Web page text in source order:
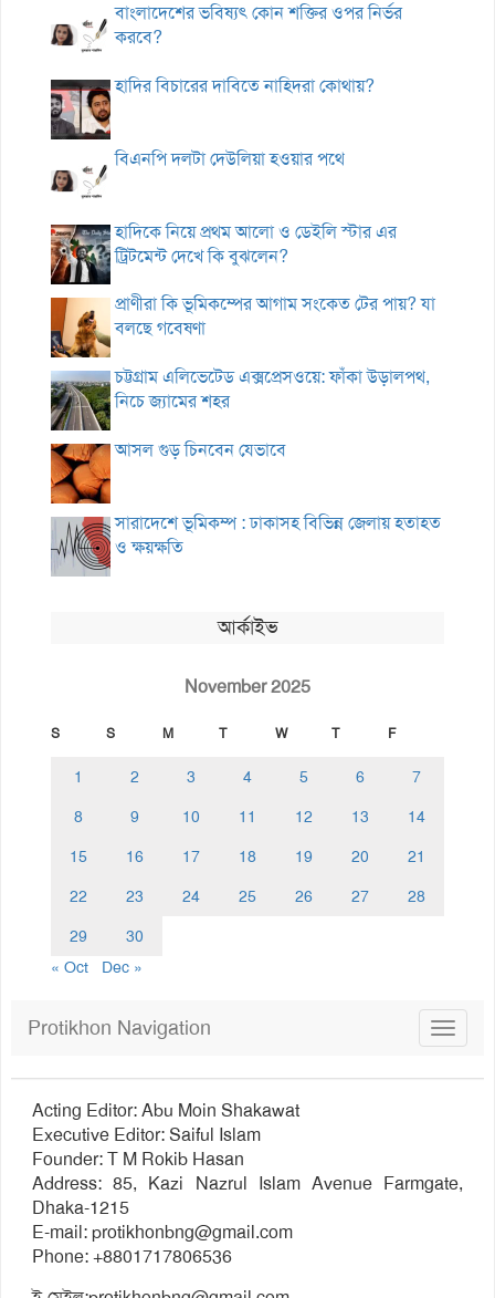
বাংলাদেশের ভবিষ্যৎ কোন শক্তির ওপর নির্ভর
করবে?
হাদির বিচারের দাবিতে নাহিদরা কোথায়?
বিএনপি দলটা দেউলিয়া হওয়ার পথে
হাদিকে নিয়ে প্রথম আলো ও ডেইলি স্টার এর
ট্রিটমেন্ট দেখে কি বুঝলেন?
প্রাণীরা কি ভূমিকম্পের আগাম সংকেত টের পায়? যা
বলছে গবেষণা
চট্টগ্রাম এলিভেটেড এক্সপ্রেসওয়ে: ফাঁকা উড়ালপথ,
নিচে জ্যামের শহর
আসল গুড় চিনবেন যেভাবে
সারাদেশে ভূমিকম্প : ঢাকাসহ বিভিন্ন জেলায় হতাহত
ও ক্ষয়ক্ষতি
আর্কাইভ
November 2025
S S M T W T F
1 2 3 4 5 6
7
8
9 10 11 12 13
14
15
16 17 18 19 20
21
22
23 24 25 26 27
28
29
30
« Oct
Dec »
Toggle
Protikhon Navigation
Acting Editor: Abu Moin Shakawat
Executive Editor: Saiful Islam
Founder: T M Rokib Hasan
Address: 85, Kazi Nazrul Islam Avenue Farmgate,
Dhaka-1215
E-mail:protikhonbng@gmail.com
Phone: +8801717806536